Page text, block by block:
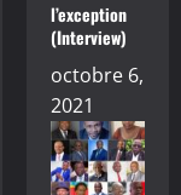
l’exception
(Interview)
octobre 6,
2021